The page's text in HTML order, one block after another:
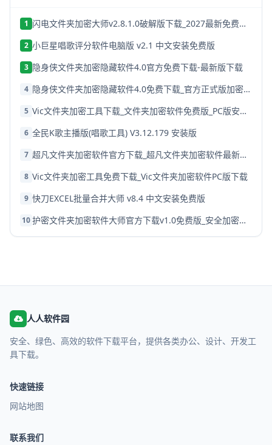
1 闪电文件夹加密大师v2.8.1.0破解版下载_2027最新免费版安装教程
2 小巨星唱歌评分软件电脑版 v2.1 中文安装免费版
3 隐身侠文件夹加密隐藏软件4.0官方免费下载-最新版下载
4 隐身侠文件夹加密隐藏软件4.0免费下载_官方正式版加密工具
5 Vic文件夹加密工具下载_文件夹加密软件免费版_PC版安装包
6 全民K歌主播版(唱歌工具) V3.12.179 安装版
7 超凡文件夹加密软件官方下载_超凡文件夹加密软件最新版V1.756免费下载
8 Vic文件夹加密工具免费下载_Vic文件夹加密软件PC版下载
9 快刀EXCEL批量合并大师 v8.4 中文安装免费版
10 护密文件夹加密软件大师官方下载v1.0免费版_安全加密工具
人人软件园
安全、绿色、高效的软件下载平台，提供各类办公、设计、开发工
具下载。
快速链接
网站地图
联系我们